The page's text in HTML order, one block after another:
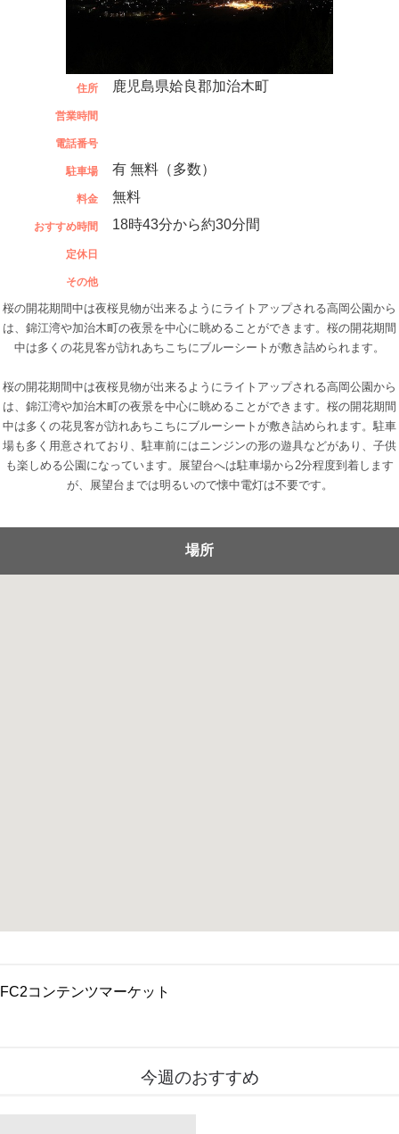
住所 鹿児島県姶良郡加治木町
営業時間
電話番号
駐車場 有 無料（多数）
料金 無料
おすすめ時間 18時43分から約30分間
定休日
その他
桜の開花期間中は夜桜見物が出来るようにライトアップされる高岡公園から
は、錦江湾や加治木町の夜景を中心に眺めることができます。桜の開花期間
中は多くの花見客が訪れあちこちにブルーシートが敷き詰められます。
桜の開花期間中は夜桜見物が出来るようにライトアップされる高岡公園から
は、錦江湾や加治木町の夜景を中心に眺めることができます。桜の開花期間
中は多くの花見客が訪れあちこちにブルーシートが敷き詰められます。駐車
場も多く用意されており、駐車前にはニンジンの形の遊具などがあり、子供
も楽しめる公園になっています。展望台へは駐車場から2分程度到着します
が、展望台までは明るいので懐中電灯は不要です。
場所
FC2コンテンツマーケット
今週のおすすめ